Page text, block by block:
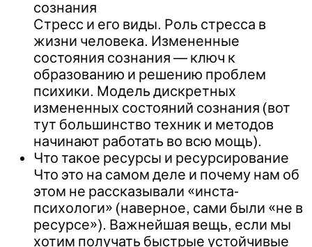
сознания
Стресс и его виды. Роль стресса в
жизни человека. Измененные
состояния сознания — ключ к
образованию и решению проблем
психики. Модель дискретных
измененных состояний сознания (вот
тут большинство техник и методов
начинают работать во всю мощь).
Что такое ресурсы и ресурсирование
Что это на самом деле и почему нам об
этом не рассказывали «инста-
психологи» (наверное, сами были «не в
ресурсе»). Важнейшая вещь, если мы
хотим получать быстрые устойчивые